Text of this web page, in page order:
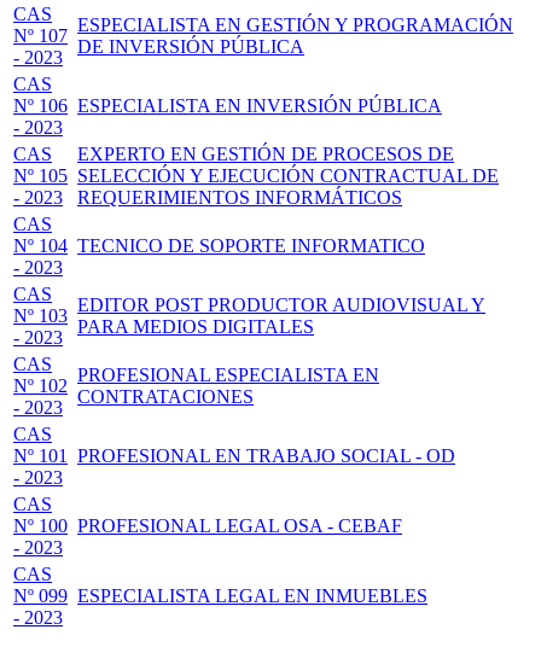
CAS
Nº 107
- 2023
ESPECIALISTA EN GESTIÓN Y PROGRAMACIÓN
DE INVERSIÓN PÚBLICA
CAS
Nº 106
- 2023
ESPECIALISTA EN INVERSIÓN PÚBLICA
CAS
Nº 105
- 2023
EXPERTO EN GESTIÓN DE PROCESOS DE
SELECCIÓN Y EJECUCIÓN CONTRACTUAL DE
REQUERIMIENTOS INFORMÁTICOS
CAS
Nº 104
- 2023
TECNICO DE SOPORTE INFORMATICO
CAS
Nº 103
- 2023
EDITOR POST PRODUCTOR AUDIOVISUAL Y
PARA MEDIOS DIGITALES
CAS
Nº 102
- 2023
PROFESIONAL ESPECIALISTA EN
CONTRATACIONES
CAS
Nº 101
- 2023
PROFESIONAL EN TRABAJO SOCIAL - OD
CAS
Nº 100
- 2023
PROFESIONAL LEGAL OSA - CEBAF
CAS
Nº 099
- 2023
ESPECIALISTA LEGAL EN INMUEBLES